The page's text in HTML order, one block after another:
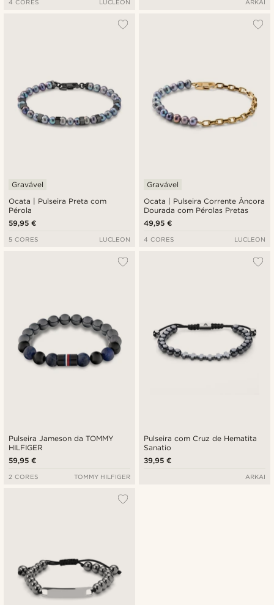
4 CORES LUCLEON ARKAI
Ocata | Pulseira Preta com
Pérola
Gravável
59,95 €
5 CORES LUCLEON
Ocata | Pulseira Corrente Âncora
Dourada com Pérolas Pretas
Gravável
49,95 €
4 CORES LUCLEON
Pulseira Jameson da TOMMY
HILFIGER
59,95 €
2 CORES TOMMY HILFIGER
Pulseira com Cruz de Hematita
Sanatio
39,95 €
ARKAI